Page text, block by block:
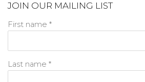
JOIN OUR MAILING LIST
First name *
Last name *